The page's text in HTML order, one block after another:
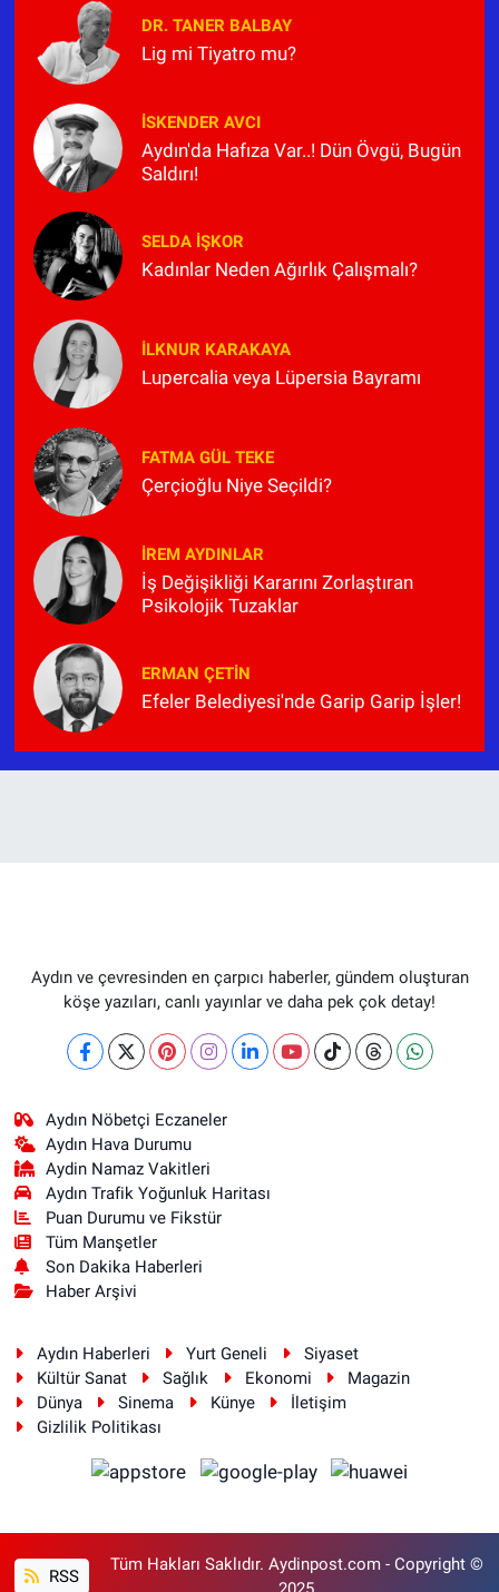
DR. TANER BALBAY
Lig mi Tiyatro mu?
İSKENDER AVCI
Aydın'da Hafıza Var..! Dün Övgü, Bugün
Saldırı!
SELDA İŞKOR
Kadınlar Neden Ağırlık Çalışmalı?
İLKNUR KARAKAYA
Lupercalia veya Lüpersia Bayramı
FATMA GÜL TEKE
Çerçioğlu Niye Seçildi?
İREM AYDINLAR
İş Değişikliği Kararını Zorlaştıran
Psikolojik Tuzaklar
ERMAN ÇETIN
Efeler Belediyesi'nde Garip Garip İşler!
Aydın ve çevresinden en çarpıcı haberler, gündem oluşturan
köşe yazıları, canlı yayınlar ve daha pek çok detay!
Aydın Nöbetçi Eczaneler
Aydın Hava Durumu
Aydin Namaz Vakitleri
Aydın Trafik Yoğunluk Haritası
Puan Durumu ve Fikstür
Tüm Manşetler
Son Dakika Haberleri
Haber Arşivi
Aydın Haberleri Yurt Geneli
Siyaset
Kültür Sanat
Sağlık Ekonomi
Magazin
Dünya
Sinema Künye
İletişim
Gizlilik Politikası
RSS
Tüm Hakları Saklıdır. Aydinpost.com - Copyright ©